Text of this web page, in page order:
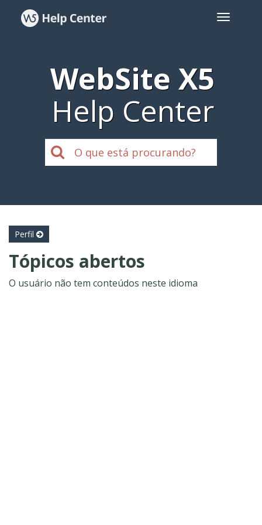
WebSite X5
Help Center
Perfil
Tópicos abertos
O usuário não tem conteúdos neste idioma